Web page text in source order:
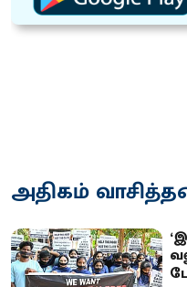
அதிகம்